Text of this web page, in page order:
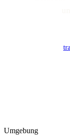
Umgebung